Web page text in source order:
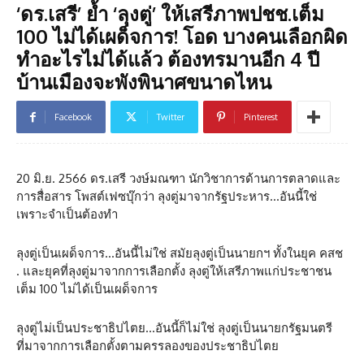
‘ดร.เสรี’ ย้ำ ‘ลุงตู่’ ให้เสรีภาพปชช.เต็ม
100 ไม่ได้เผด็จการ! โอด บางคนเลือกผิด
ทำอะไรไม่ได้แล้ว ต้องทรมานอีก 4 ปี
บ้านเมืองจะพังพินาศขนาดไหน
Facebook Twitter Pinterest
20 มิ.ย. 2566 ดร.เสรี วงษ์มณฑา นักวิชาการด้านการตลาดและ
การสื่อสาร โพสต์เฟซบุ๊กว่า ลุงตู่มาจากรัฐประหาร…อันนี้ใช่
เพราะจำเป็นต้องทำ
ลุงตู่เป็นเผด็จการ…อันนี้ไม่ใช่ สมัยลุงตู่เป็นนายกฯ ทั้งในยุค คสช
. และยุคที่ลุงตู่มาจากการเลือกตั้ง ลุงตู่ให้เสรีภาพแก่ประชาชน
เต็ม 100 ไม่ได้เป็นเผด็จการ
ลุงตู่ไม่เป็นประชาธิปไตย…อันนี้ก็ไม่ใช่ ลุงตู่เป็นนายกรัฐมนตรี
ที่มาจากการเลือกตั้งตามครรลองของประชาธิปไตย